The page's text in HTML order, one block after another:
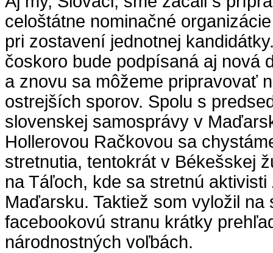
celoštátne nominačné
pri zostavení jednotnej
čoskoro bude podpísaná aj nová
a znovu sa môžeme pripravovať
ostrejších sporov. Spolu s
slovenskej samosprávy v
Hollerovou Račkovou sa
stretnutia, tentokrát v Békešskej
na Táľoch, kde sa stretnú
Maďarsku. Taktiež som vyložil na
facebookovú stranu krátky
národnostných voľbách.